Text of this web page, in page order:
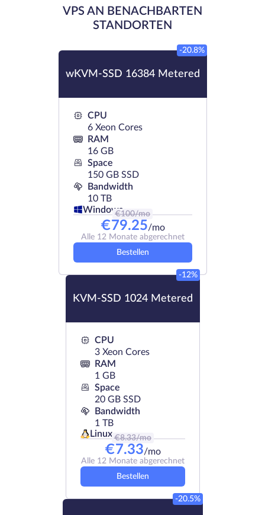
VPS AN BENACHBARTEN
STANDORTEN
wKVM-SSD 16384 Metered
-20.8%
CPU
6 Xeon Cores
RAM
16 GB
Space
150 GB SSD
Bandwidth
10 TB
Windows
€100/mo
€79.25/mo
Alle 12 Monate abgerechnet
Bestellen
KVM-SSD 1024 Metered
-12%
CPU
3 Xeon Cores
RAM
1 GB
Space
20 GB SSD
Bandwidth
1 TB
Linux €8.33/mo
€7.33/mo
Alle 12 Monate abgerechnet
Bestellen
-20.5%